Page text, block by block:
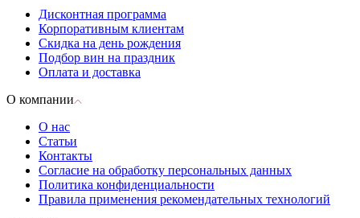
Дисконтная программа
Корпоративным клиентам
Скидка на день рождения
Подбор вин на праздник
Оплата и доставка
О компании
О нас
Статьи
Контакты
Согласие на обработку персональных данных
Политика конфиденциальности
Правила применения рекомендательных технологий